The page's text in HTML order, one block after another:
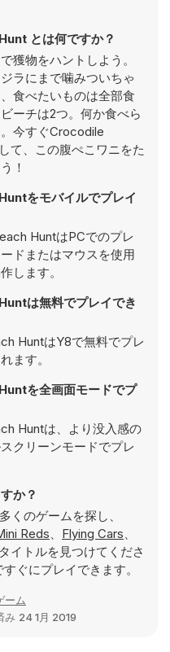
とは何ですか？
獲物をハントしよう。
ラにまで噛みついちゃ
食べたいものは全部食
ーチは2つ。何か食べら
今すぐCrocodile
て、この腹ぺこワニをた
！
をモバイルでプレイ
HuntはPCでのプレ
ドまたはマウスを使用
します。
は無料でプレイでき
HuntはY8で無料でプレ
ます。
を全画面モードでプ
Huntは、より没入感の
クリーンモードでプレ
か？
くのゲームを探し、
Reds、 Flying Cars、
イトルを見つけてくださ
ぐにプレイできます。
ーム
み 24 1月 2019